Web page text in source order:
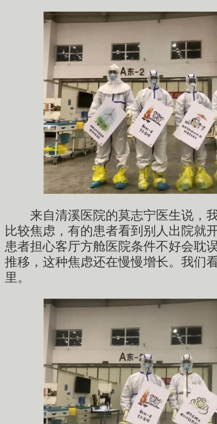
来自清溪医院的莫志宁医生说，
比较焦虑，有的患者看到别人出院就
患者担心客厅方舱医院条件不好会耽
推移，这种焦虑还在慢慢增长。我们
里。